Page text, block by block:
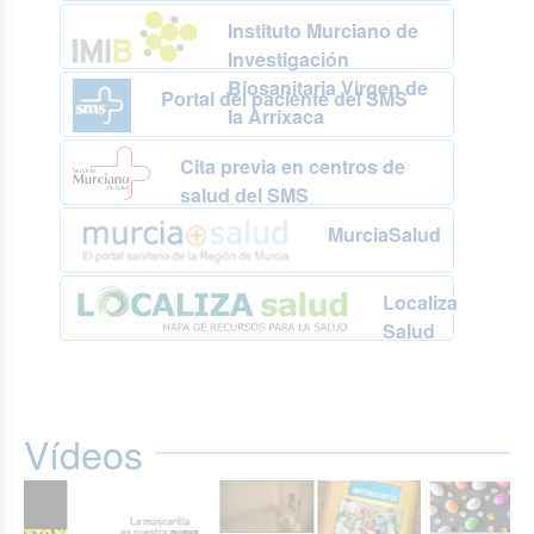
Instituto Murciano de
Investigación
Biosanitaria Virgen de
la Arrixaca
Portal del paciente del SMS
Cita previa en centros de
salud del SMS
MurciaSalud
Localiza
Salud
Vídeos